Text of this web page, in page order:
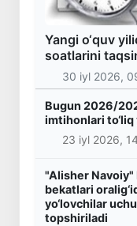
Yangi o‘quv
soatlarini
30 iyl 2026,
Bugun 2026/
imtihonlari to‘liq
23 iyl 2026,
"Alisher Navoiy"
bekatlari
yo‘lovchilar
topshiriladi